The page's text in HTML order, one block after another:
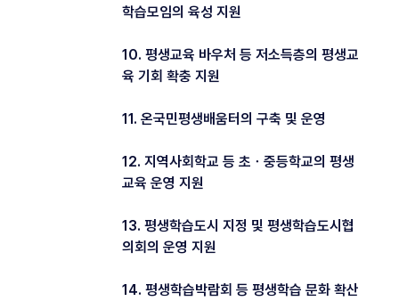
학습모임의 육성 지원
10. 평생교육 바우처 등 저소득층의 평생교
육 기회 확충 지원
11. 온국민평생배움터의 구축 및 운영
12. 지역사회학교 등 초ㆍ중등학교의 평생
교육 운영 지원
13. 평생학습도시 지정 및 평생학습도시협
의회의 운영 지원
14. 평생학습박람회 등 평생학습 문화 확산